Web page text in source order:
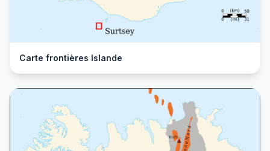
Carte frontières Islande